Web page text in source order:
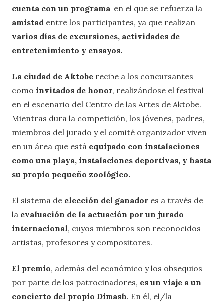
cuenta con un programa, en el que se refuerza la
amistad entre los participantes, ya que realizan
varios días de excursiones, actividades de
entretenimiento y ensayos.
La ciudad de Aktobe recibe a los concursantes
como invitados de honor, realizándose el festival
en el escenario del Centro de las Artes de Aktobe.
Mientras dura la competición, los jóvenes, padres,
miembros del jurado y el comité organizador viven
en un área que está equipado con instalaciones
como una playa, instalaciones deportivas, y hasta
su propio pequeño zoológico.
El sistema de elección del ganador es a través de
la evaluación de la actuación por un jurado
internacional, cuyos miembros son reconocidos
artistas, profesores y compositores.
El premio, además del económico y los obsequios
por parte de los patrocinadores, es un viaje a un
concierto del propio Dimash. En él, el/la